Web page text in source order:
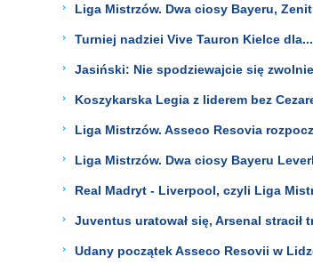
Liga Mistrzów. Dwa ciosy Bayeru,
Turniej nadziei Vive Tauron Kielce
Jasiński: Nie spodziewajcie się
Koszykarska Legia z liderem bez
Liga Mistrzów. Asseco Resovia
Liga Mistrzów. Dwa ciosy Bayeru
Real Madryt - Liverpool, czyli Liga
Juventus uratował się, Arsenal stracił
Udany początek Asseco Resovii w